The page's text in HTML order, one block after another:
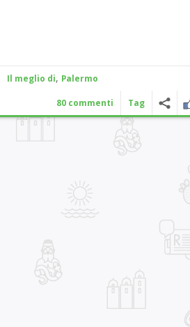
Il meglio di, Palermo
80 commenti Tag